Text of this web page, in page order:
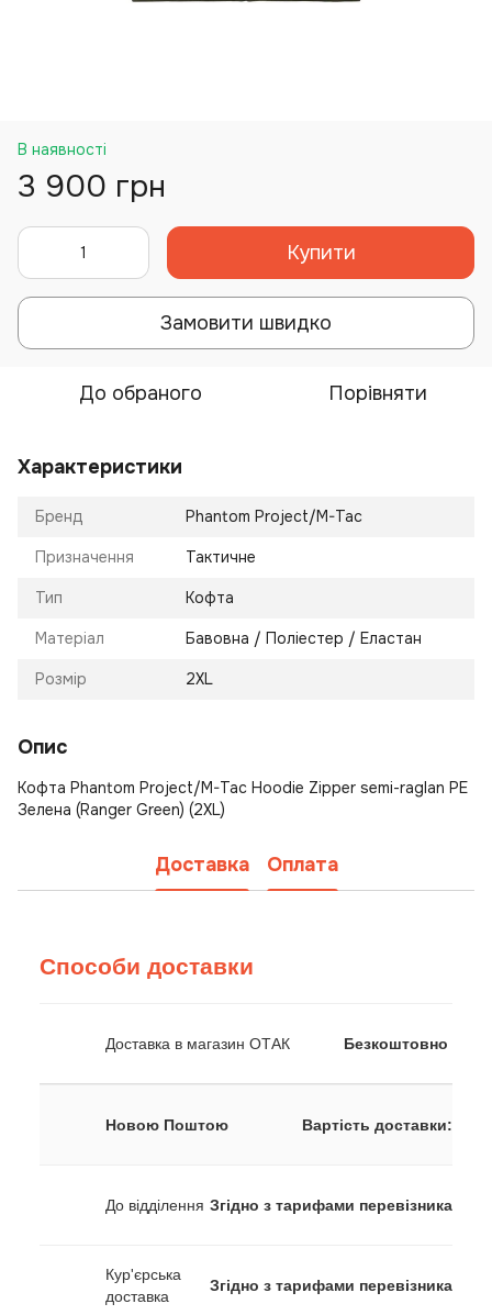
В наявності
3 900 грн
Купити
Замовити швидко
До обраного Порівняти
Характеристики
Бренд Phantom Project/M-Tac
Призначення Тактичне
Тип Кофта
Матеріал Бавовна / Поліестер / Еластан
Розмір 2XL
Опис
Кофта Phantom Project/M-Tac Hoodie Zipper semi-raglan PE
Зелена (Ranger Green) (2XL)
Доставка Оплата
Способи доставки
Доставка в магазин ОТАК Безкоштовно
Новою Поштою Вартість доставки:
До відділення Згідно з тарифами перевізника
Кур'єрська
доставка
Згідно з тарифами перевізника